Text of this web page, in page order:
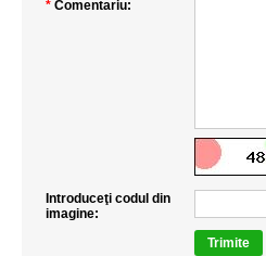
* Comentariu:
Introduceţi codul din
imagine:
Trimite